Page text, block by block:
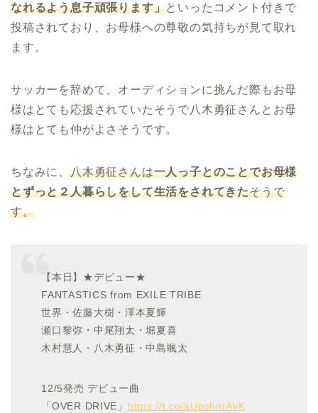
なれるよう息子頑張ります」といったコメント付きで
投稿されており、お母様への尊敬の気持ちが見て取れ
ます。
サッカーを辞めて、オーディションに挑んだ際もお母
様はとても応援されていたそうで八木勇征さんとお母
様はとても仲がよさそうです。
ちなみに、 八木勇征さんは一人っ子とのことでお母様
とずっと２人暮らしをして生活をされてきたそうで
す。
【本日】★デビュー★
FANTASTICS from EXILE TRIBE
世界・佐藤大樹・澤本夏輝
瀬口黎弥・中尾翔太・堀夏喜
木村慧人・八木勇征・中島颯太
12/5発売 デビュー曲
「OVER DRIVE」 https://t.co/aUpshnrAvK